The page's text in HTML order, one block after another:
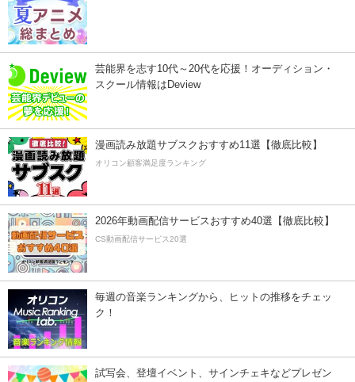
芸能界を志す10代～20代を応援！オーディション・
スクール情報はDeview
漫画読み放題サブスクおすすめ11選【徹底比較】
オリコン顧客満足度ランキング
2026年動画配信サービスおすすめ40選【徹底比較】
CS動画配信サービス20選
毎週の音楽ランキングから、ヒットの推移をチェッ
ク！
試写会、登壇イベント、サインチェキなどプレゼン